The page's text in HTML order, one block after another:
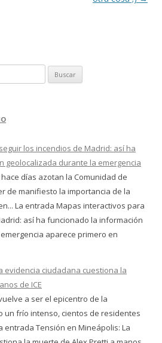
los incendios de Madrid: así ha
geolocalizada durante la emergencia
días azotan la Comunidad de
de manifiesto la importancia de la
La entrada Mapas interactivos para
así ha funcionado la información
aparece primero en
evidencia ciudadana cuestiona la
de ICE
a ser el epicentro de la
un frío intenso, cientos de residentes
entrada Tensión en Mineápolis: La